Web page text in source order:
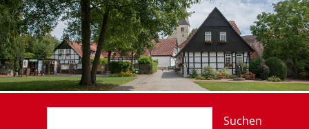
Suchen